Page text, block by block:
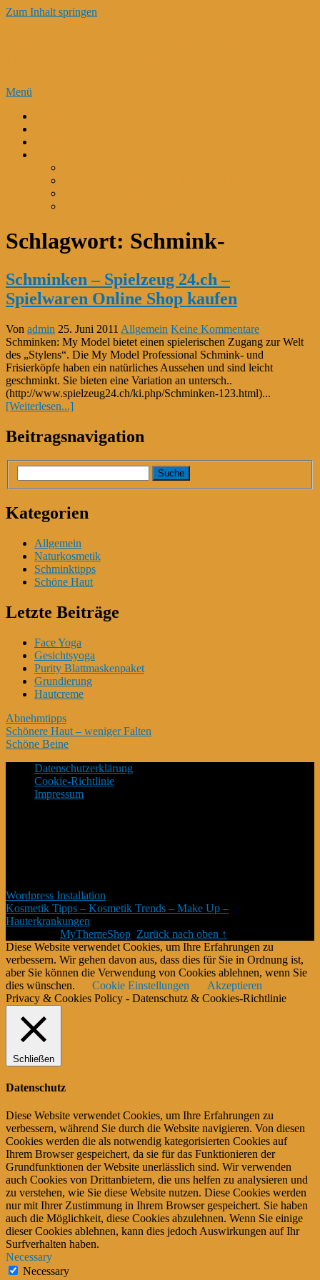
Zum Inhalt springen
Menü
Schlagwort: Schmink-
Schminken – Spielzeug 24.ch –
Spielwaren Online Shop kaufen
Von admin 25. Juni 2011 Allgemein Keine Kommentare
Schminken: My Model bietet einen spielerischen Zugang zur Welt
des „Stylens“. Die My Model Professional Schmink- und
Frisierköpfe haben ein natürliches Aussehen und sind leicht
geschminkt. Sie bieten eine Variation an untersch..
(http://www.spielzeug24.ch/ki.php/Schminken-123.html)...
[Weiterlesen...]
Beitragsnavigation
Kategorien
Allgemein
Naturkosmetik
Schminktipps
Schöne Haut
Letzte Beiträge
Face Yoga
Gesichtsyoga
Purity Blattmaskenpaket
Grundierung
Hautcreme
Abnehmtipps
Schönere Haut – weniger Falten
Schöne Beine
Datenschutzerklärung
Cookie-Richtlinie
Impressum
Wordpress Installation
Kosmetik Tipps – Kosmetik Trends – Make Up –
Hauterkrankungen
MyThemeShop Zurück nach oben ↑
Diese Website verwendet Cookies, um Ihre Erfahrungen zu
verbessern. Wir gehen davon aus, dass dies für Sie in Ordnung ist,
aber Sie können die Verwendung von Cookies ablehnen, wenn Sie
dies wünschen.
Cookie Einstellungen
Akzeptieren
Privacy & Cookies Policy - Datenschutz & Cookies-Richtlinie
Schließen
Datenschutz
Diese Website verwendet Cookies, um Ihre Erfahrungen zu
verbessern, während Sie durch die Website navigieren. Von diesen
Cookies werden die als notwendig kategorisierten Cookies auf
Ihrem Browser gespeichert, da sie für das Funktionieren der
Grundfunktionen der Website unerlässlich sind. Wir verwenden
auch Cookies von Drittanbietern, die uns helfen zu analysieren und
zu verstehen, wie Sie diese Website nutzen. Diese Cookies werden
nur mit Ihrer Zustimmung in Ihrem Browser gespeichert. Sie haben
auch die Möglichkeit, diese Cookies abzulehnen. Wenn Sie einige
dieser Cookies ablehnen, kann dies jedoch Auswirkungen auf Ihr
Surfverhalten haben.
Necessary
Necessary